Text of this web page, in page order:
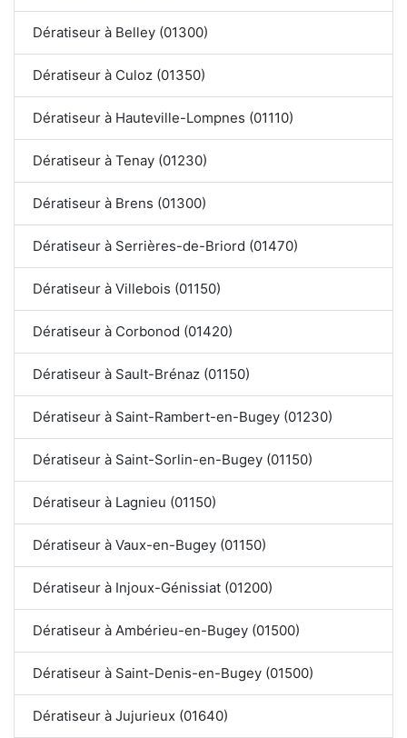
Dératiseur à Belley (01300)
Dératiseur à Culoz (01350)
Dératiseur à Hauteville-Lompnes (01110)
Dératiseur à Tenay (01230)
Dératiseur à Brens (01300)
Dératiseur à Serrières-de-Briord (01470)
Dératiseur à Villebois (01150)
Dératiseur à Corbonod (01420)
Dératiseur à Sault-Brénaz (01150)
Dératiseur à Saint-Rambert-en-Bugey (01230)
Dératiseur à Saint-Sorlin-en-Bugey (01150)
Dératiseur à Lagnieu (01150)
Dératiseur à Vaux-en-Bugey (01150)
Dératiseur à Injoux-Génissiat (01200)
Dératiseur à Ambérieu-en-Bugey (01500)
Dératiseur à Saint-Denis-en-Bugey (01500)
Dératiseur à Jujurieux (01640)